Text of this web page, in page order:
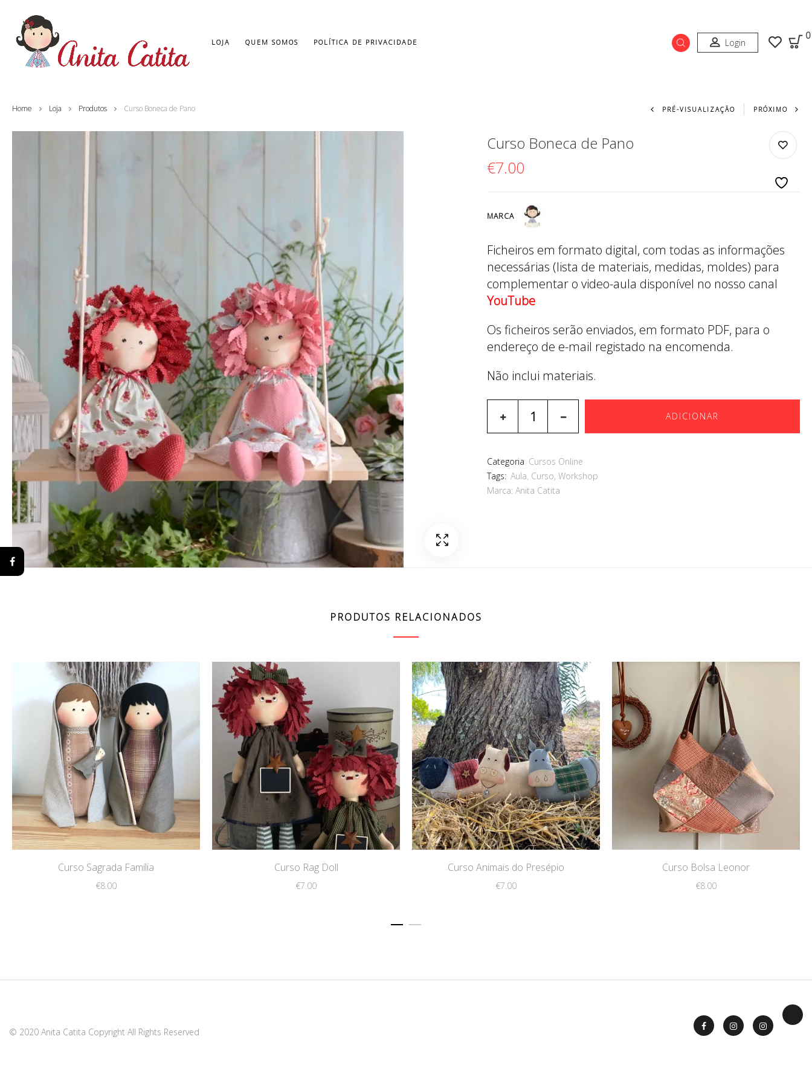
LOJA QUEM SOMOS POLÍTICA DE PRIVACIDADE Login
0
Home Loja Produtos Curso Boneca de Pano Navegação do
PRÉ-VISUALIZAÇÃO PRÓXIMO
Curso Boneca de Pano
€7.00
MARCA
Ficheiros em formato digital, com todas as informações
necessárias (lista de materiais, medidas, moldes) para
complementar o video-aula disponível no nosso canal
YouTube
Os ficheiros serão enviados, em formato PDF, para o
endereço de e-mail registado na encomenda.
Não inclui materiais.
ADICIONAR
Categoria Cursos Online
Tags: Aula, Curso,Workshop
Marca:Anita Catita
PRODUTOS RELACIONADOS
Curso Sagrada Família
€8.00
Curso Rag Doll
€7.00
Curso Animais do Presépio
€7.00
Curso Bolsa Leonor
€8.00
© 2020 Anita Catita Copyright All Rights Reserved